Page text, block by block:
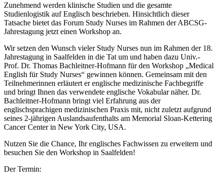
Zunehmend werden klinische Studien und die gesamte
Studienlogistik auf Englisch beschrieben. Hinsichtlich dieser
Tatsache bietet das Forum Study Nurses im Rahmen der ABCSG-
Jahrestagung jetzt einen Workshop an.
Wir setzen den Wunsch vieler Study Nurses nun im Rahmen der 18.
Jahrestagung in Saalfelden in die Tat um und haben dazu Univ.-
Prof. Dr. Thomas Bachleitner-Hofmann für den Workshop „Medical
English für Study Nurses“ gewinnen können. Gemeinsam mit den
Teilnehmerinnen erläutert er englische medizinische Fachbegriffe
und bringt Ihnen das verwendete englische Vokabular näher. Dr.
Bachleitner-Hofmann bringt viel Erfahrung aus der
englischsprachigen medizinischen Praxis mit, nicht zuletzt aufgrund
seines 2-jährigen Auslandsaufenthalts am Memorial Sloan-Kettering
Cancer Center in New York City, USA.
Nutzen Sie die Chance, Ihr englisches Fachwissen zu erweitern und
besuchen Sie den Workshop in Saalfelden!
Der Termin: